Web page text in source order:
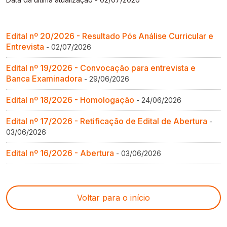
Edital nº 20/2026 - Resultado Pós Análise Curricular e
Entrevista - 02/07/2026
Edital nº 19/2026 - Convocação para entrevista e
Banca Examinadora - 29/06/2026
Edital nº 18/2026 - Homologação - 24/06/2026
Edital nº 17/2026 - Retificação de Edital de Abertura -
03/06/2026
Edital nº 16/2026 - Abertura - 03/06/2026
Voltar para o início
Gestão de Ambientes Promotores de Inovação
Especialização em Gestão de Ambientes de
Docência na Educação Infantil [DINF]
Gestão Escolar [GESC]
Gestão de Ambientes Promotores de Inovação
Especialização em Gestão de Ambientes de
Docência na Educação Infantil [DINF]
Gestão Escolar [GESC]
Gestão de Ambientes Promotores de Inovação
Especialização em Gestão de Ambientes de
Docência na Educação Infantil [DINF]
Gestão Escolar [GESC]
Gestão de Ambientes Promotores de Inovação
Especialização em Gestão de Ambientes de
Docência na Educação Infantil [DINF]
Gestão Escolar [GESC]
Gestão de Ambientes Promotores de Inovação
Especialização em Gestão de Ambientes de
Docência na Educação Infantil [DINF]
Gestão Escolar [GESC]